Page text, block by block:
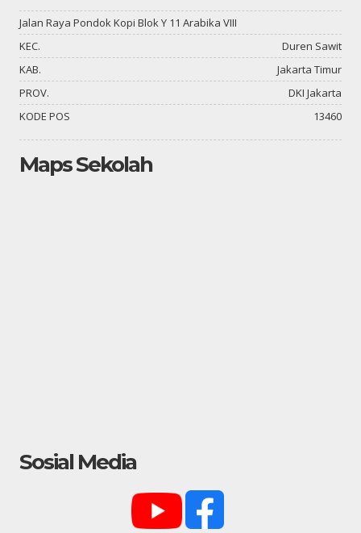
Jalan Raya Pondok Kopi Blok Y 11 Arabika VIII
KEC.
Duren Sawit
KAB.
Jakarta Timur
PROV.
DKI Jakarta
KODE POS
13460
Maps Sekolah
Sosial Media